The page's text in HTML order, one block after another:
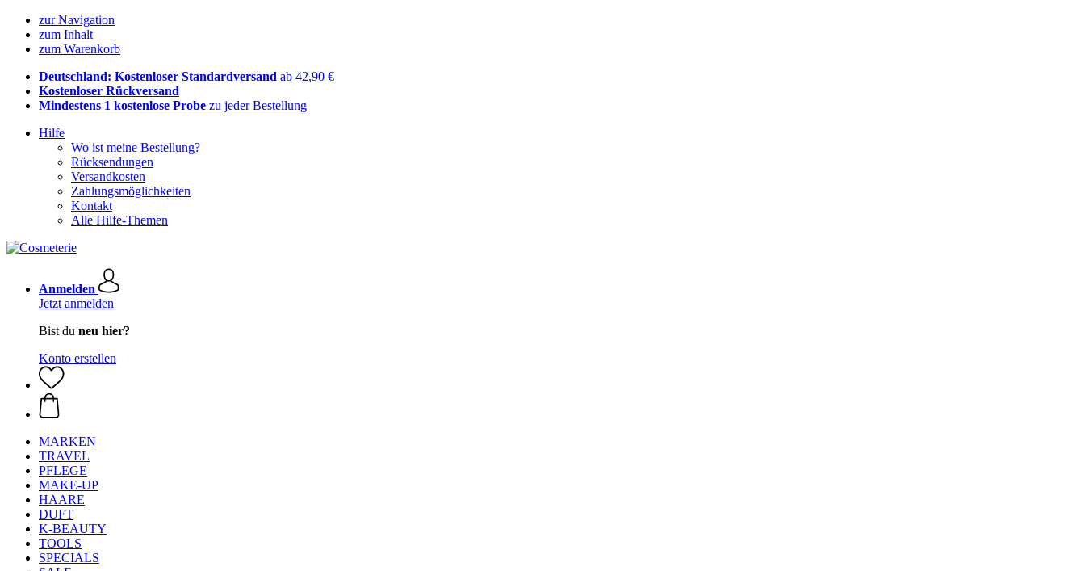
zur Navigation
zum Inhalt
zum Warenkorb
Deutschland: Kostenloser Standardversand ab 42,90 €
Kostenloser Rückversand
Mindestens 1 kostenlose Probe zu jeder Bestellung
Hilfe
Wo ist meine Bestellung?
Rücksendungen
Versandkosten
Zahlungsmöglichkeiten
Kontakt
Alle Hilfe-Themen
Anmelden
Jetzt anmelden
Bist du neu hier?
Konto erstellen
MARKEN
TRAVEL
PFLEGE
MAKE-UP
HAARE
DUFT
K-BEAUTY
TOOLS
SPECIALS